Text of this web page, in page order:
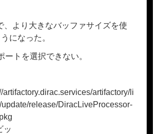
、より大きなバッファサイズを使
になった。
ートを選択できない。
artifactory.dirac.services/artifactory/li
release/DiracLiveProcessor-
ッ